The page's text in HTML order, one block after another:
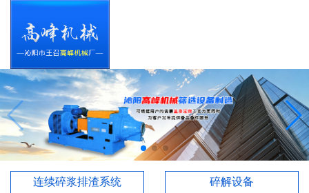
连续碎浆排渣系统 碎解设备